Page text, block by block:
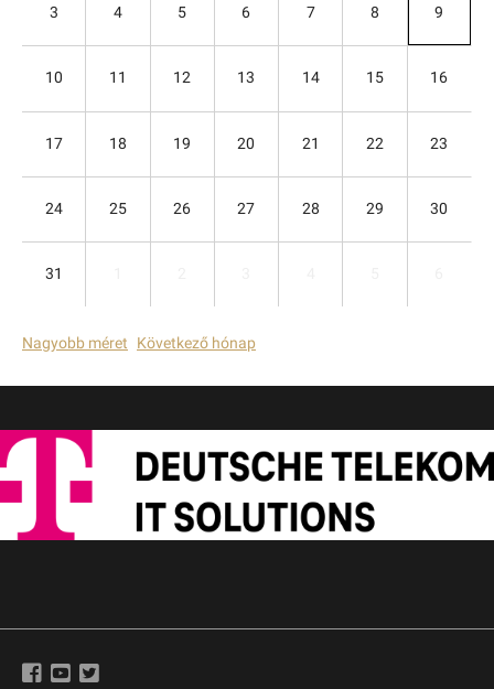
3 4 5 6 7 8 9
10 11 12 13 14 15 16
17 18 19 20 21 22 23
24 25 26 27 28 29 30
31
Nagyobb méret Következő hónap